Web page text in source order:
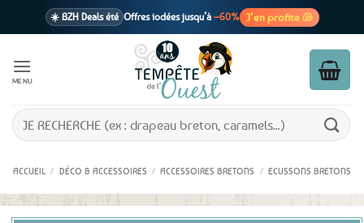
☀️ BZH Deals été Offres iodées jusqu’à –60% J’en profite 🐚
1 cadeau offertdès 39€ d’achats
En point relais dès 3,95€ seulement
MENU
Recherche
pour :
ACCUEIL / DÉCO & ACCESSOIRES / ACCESSOIRES BRETONS / ECUSSONS BRETONS